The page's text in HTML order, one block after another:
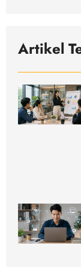
Artikel